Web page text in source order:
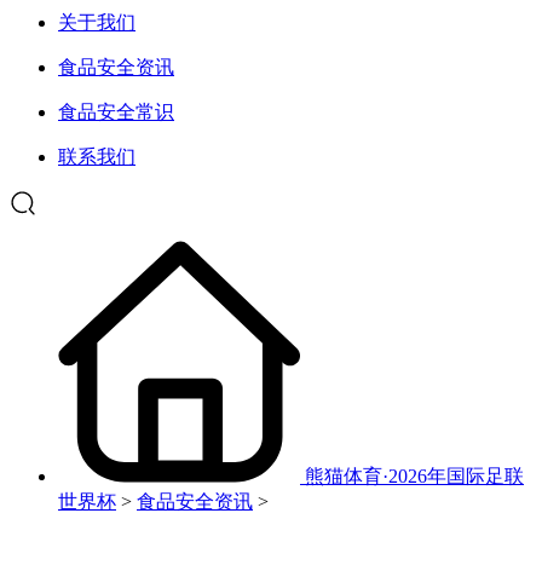
关于我们
食品安全资讯
食品安全常识
联系我们
熊猫体育·2026年国际足联
世界杯 > 食品安全资讯 >